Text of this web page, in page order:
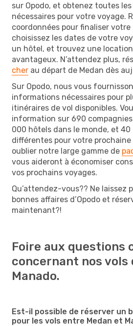
sur Opodo, et obtenez toutes
nécessaires pour votre voyage.
coordonnées pour finaliser votre
choisissez les dates de votre
un hôtel, et trouvez une
avantageux. N’attendez plus,
cher au départ de Medan dès
Sur Opodo, nous vous
informations nécessaires pour
itinéraires de vol disponibles.
information sur 690
000 hôtels dans le monde, et
différentes pour votre
oublier notre large gamme de
vous aideront à économiser
vos prochains voyages.
Qu’attendez-vous?? Ne laissez
bonnes affaires d’Opodo et
maintenant?!
Foire aux questions
concernant nos vols
Manado.
Est-il possible de réserver un
pour les vols entre Medan et